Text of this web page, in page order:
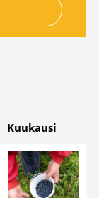
Kuukausi